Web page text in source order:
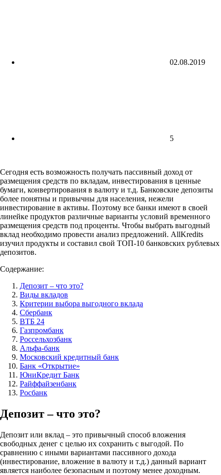
02.08.2019
5
Сегодня есть возможность получать пассивный доход от
размещения средств по вкладам, инвестирования в ценные
бумаги, конвертирования в валюту и т.д. Банковские депозиты
более понятны и привычны для населения, нежели
инвестирование в активы. Поэтому все банки имеют в своей
линейке продуктов различные варианты условий временного
размещения средств под проценты. Чтобы выбрать выгодный
вклад необходимо провести анализ предложений. AllKredits
изучил продукты и составил свой ТОП-10 банковских рублевых
депозитов.
Содержание:
Депозит – что это?
Виды вкладов
Критерии выбора выгодного вклада
Сбербанк
ВТБ 24
Газпромбанк
Россельхозбанк
Альфа-банк
Московский кредитный банк
Банк «Открытие»
ЮниКредит Банк
Райффайзенбанк
Росбанк
Депозит – что это?
Депозит или вклад – это привычный способ вложения
свободных денег с целью их сохранить с выгодой. По
сравнению с иными вариантами пассивного дохода
(инвестирование, вложение в валюту и т.д.) данный вариант
является наиболее безопасным и поэтому менее доходным.